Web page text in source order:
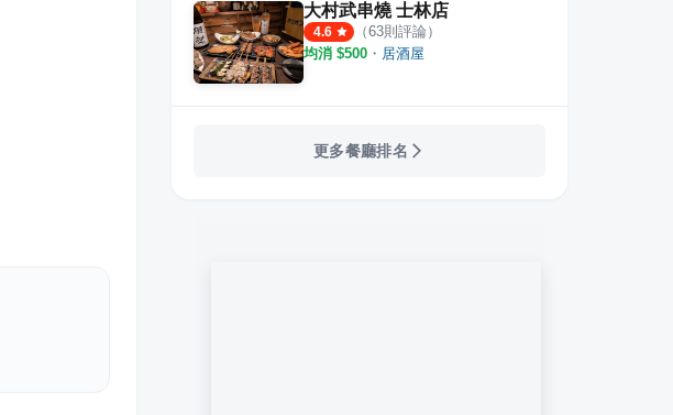
大村武串燒 士林店
4.6 （63則評論）
均消 $500 ・ 居酒屋
更多餐廳排名